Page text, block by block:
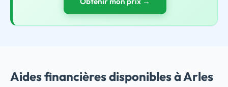
Aides financières disponibles à Arles